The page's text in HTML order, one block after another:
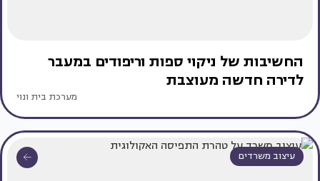
החשיבות של ניקוי ספות וריפודים במעבר
לדירה חדשה מעוצבת
מערכת בית ונוי
עיצוב משרדים